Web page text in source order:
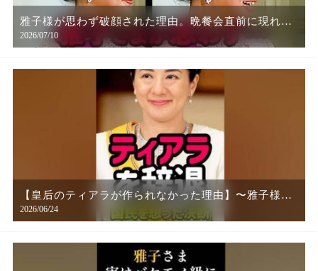
雅子様が思わず破顔された理由。晩餐会直前に現れ
た“外務省時代の同期”
2026/07/10
【皇后のティアラが作られなかった理由】〜雅子様が
示された国民への深い思いやり〜 #雅子様
2026/06/24